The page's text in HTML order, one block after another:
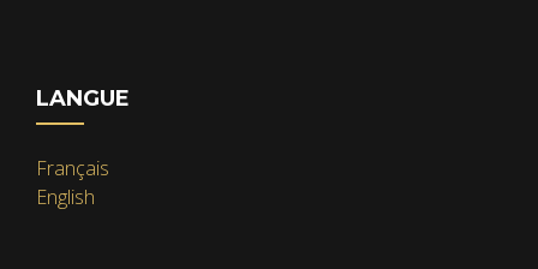
LANGUE
Français
English